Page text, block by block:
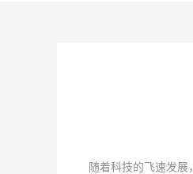
随着科技的飞速发